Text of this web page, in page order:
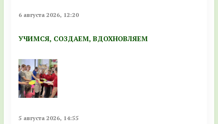
6 августа 2026, 12:20
УЧИМСЯ, СОЗДАЕМ, ВДОХНОВЛЯЕМ
5 августа 2026, 14:55